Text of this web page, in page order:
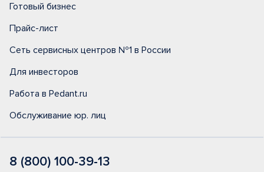
Готовый бизнес
Прайс-лист
Сеть сервисных центров №1 в России
Для инвесторов
Работа в Pedant.ru
Обслуживание юр. лиц
8 (800) 100-39-13